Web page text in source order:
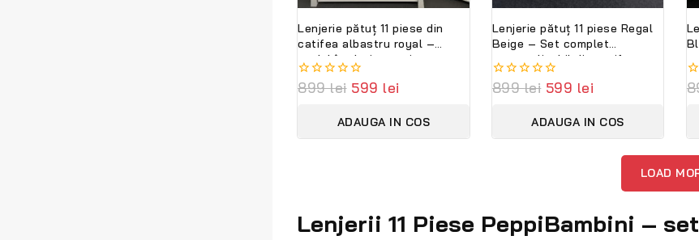
Lenjerie pătuț 11 piese din
catifea albastru royal –
model împletit premium
PeppiBambini, personalizabilă
0
899lei 599 lei
ADAUGA IN COS
Lenjerie pătuț 11 piese Regal
Beige – Set complet
personalizabil din catifea
moale și bumbac premium
PeppiBambini
0
899lei 599 lei
ADAUGA IN COS
0
LOAD
Lenjerii 11 Piese PeppiBambini –